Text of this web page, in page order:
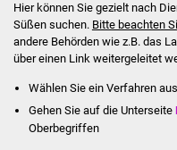
Hier können Sie gezielt nach
Süßen suchen. Bitte beachten
andere Behörden wie z.B. das
über einen Link weitergeleitet
Wählen Sie ein Verfahren
Gehen Sie auf die Unterseite
Oberbegriffen